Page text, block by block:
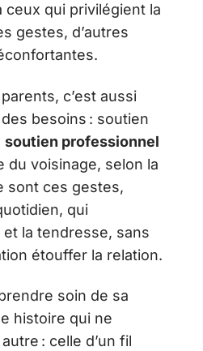
ceux qui privilégient la
gestes, d’autres
c’est aussi
besoins : soutien
soutien professionnel
du voisinage, selon la
sont ces gestes,
qui
la tendresse, sans
étouffer la relation.
soin de sa
histoire qui ne
: celle d’un fil